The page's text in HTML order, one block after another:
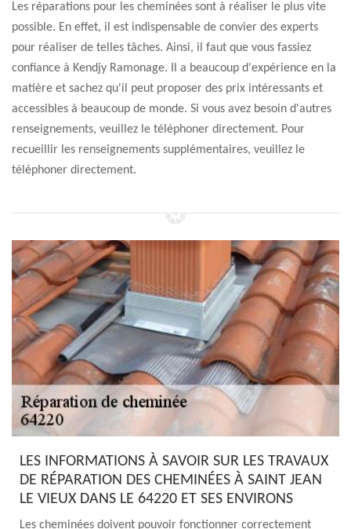
Les réparations pour les cheminées sont à réaliser le plus vite
possible. En effet, il est indispensable de convier des experts
pour réaliser de telles tâches. Ainsi, il faut que vous fassiez
confiance à Kendjy Ramonage. Il a beaucoup d'expérience en la
matière et sachez qu'il peut proposer des prix intéressants et
accessibles à beaucoup de monde. Si vous avez besoin d'autres
renseignements, veuillez le téléphoner directement. Pour
recueillir les renseignements supplémentaires, veuillez le
téléphoner directement.
LES INFORMATIONS À SAVOIR SUR LES TRAVAUX
DE RÉPARATION DES CHEMINÉES À SAINT JEAN
LE VIEUX DANS LE 64220 ET SES ENVIRONS
Les cheminées doivent pouvoir fonctionner correctement